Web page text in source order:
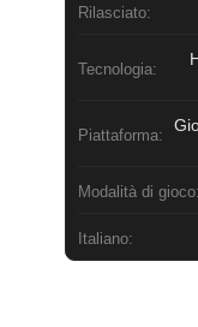
Rilasciato:
Tecnologia:
Piattaforma:
Modalità di gioco:
Italiano: